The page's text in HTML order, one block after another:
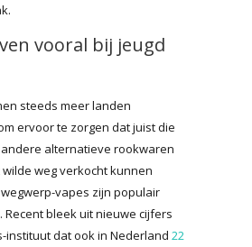
vooral bij jeugd
steeds meer landen
ervoor te zorgen dat juist die
alternatieve rookwaren
weg verkocht kunnen
vapes zijn populair
bleek uit nieuwe cijfers
instituut dat ook in Nederland 22